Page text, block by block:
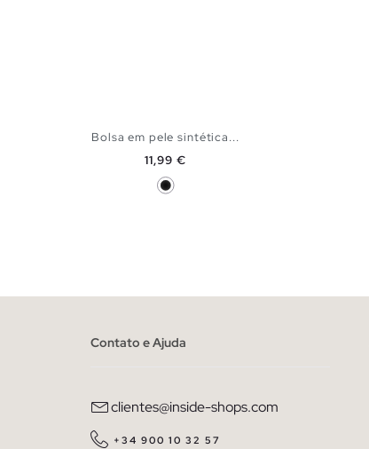
ADICIONAR NO TEU CESTO
Bolsa em pele sintética...
Preço
11,99 €
Preto
Contato e Ajuda
clientes@inside-shops.com
+34 900 10 32 57